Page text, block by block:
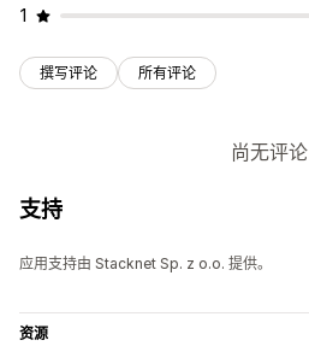
1
撰写评论 所有评论
尚无评论
支持
应用支持由 Stacknet Sp. z o.o. 提供。
资源